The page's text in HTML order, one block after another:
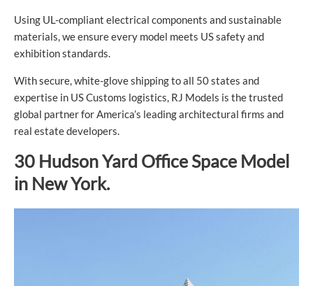
Using UL-compliant electrical components and sustainable
materials, we ensure every model meets US safety and
exhibition standards.
With secure, white-glove shipping to all 50 states and
expertise in US Customs logistics, RJ Models is the trusted
global partner for America’s leading architectural firms and
real estate developers.
30 Hudson Yard Office Space Model
in New York.